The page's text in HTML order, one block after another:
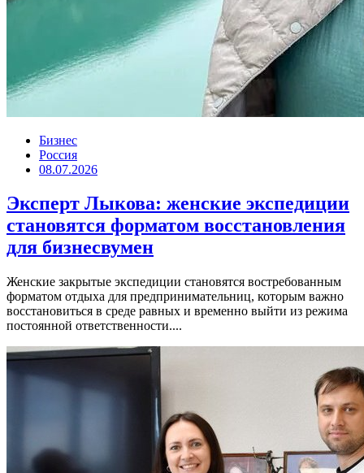
Бизнес
Россия
08.07.2026
Эксперт Лыкова: женские экспедиции
становятся форматом восстановления
для бизнесвумен
Женские закрытые экспедиции становятся востребованным
форматом отдыха для предпринимательниц, которым важно
восстановиться в среде равных и временно выйти из режима
постоянной ответственности....